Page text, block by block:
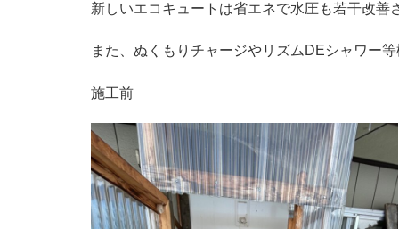
新しいエコキュートは省エネで水圧も若干改善
また、ぬくもりチャージやリズムDEシャワー
施工前